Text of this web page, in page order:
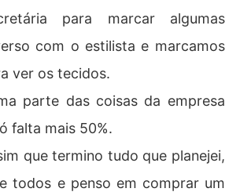
para marcar algumas
com o estilista e marcamos
ver os tecidos.
parte das coisas da empresa
falta mais 50%.
que termino tudo que planejei,
todos e penso em comprar um